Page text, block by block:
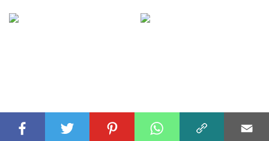
PLANTES 15 Déc 2024 PLANTES 07 Jan 2025